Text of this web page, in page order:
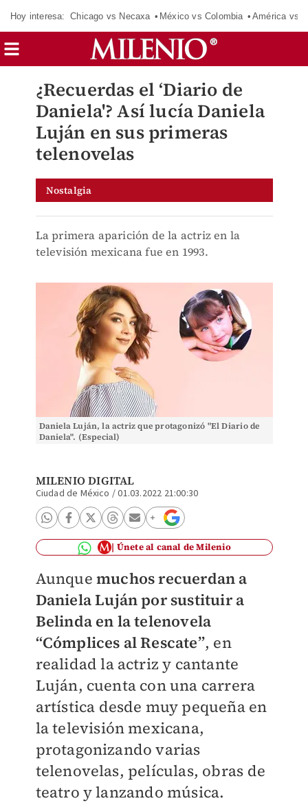
Hoy interesa: Chicago vs Necaxa México vs Colombia América vs
¿Recuerdas el ‘Diario de
Daniela'? Así lucía Daniela
Luján en sus primeras
telenovelas
Nostalgia
La primera aparición de la actriz en la
televisión mexicana fue en 1993.
Daniela Luján, la actriz que protagonizó "El Diario de
Daniela". (Especial)
MILENIO DIGITAL
Ciudad de México /01.03.2022 21:00:30
Únete al canal de Milenio
Aunque muchos recuerdan a
Daniela Luján por sustituir a
Belinda en la telenovela
“Cómplices al Rescate”, en
realidad la actriz y cantante
Luján, cuenta con una carrera
artística desde muy pequeña en
la televisión mexicana,
protagonizando varias
telenovelas, películas, obras de
teatro y lanzando música.